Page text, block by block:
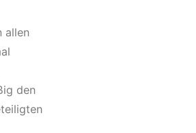
allen
den